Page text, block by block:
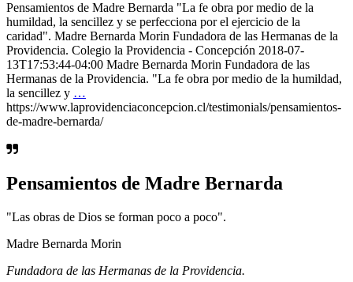
Pensamientos de Madre Bernarda "La fe obra por medio de la
humildad, la sencillez y se perfecciona por el ejercicio de la
caridad". Madre Bernarda Morin Fundadora de las Hermanas de la
Providencia. Colegio la Providencia - Concepción 2018-07-
13T17:53:44-04:00 Madre Bernarda Morin Fundadora de las
Hermanas de la Providencia. "La fe obra por medio de la humildad,
la sencillez y …
https://www.laprovidenciaconcepcion.cl/testimonials/pensamientos-
de-madre-bernarda/
Pensamientos de Madre Bernarda
"Las obras de Dios se forman poco a poco".
Madre Bernarda Morin
Fundadora de las Hermanas de la Providencia.